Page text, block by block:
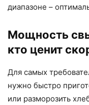
диапазоне –
Мощность
кто ценит
Для самых
нужно быстро
или разморозить